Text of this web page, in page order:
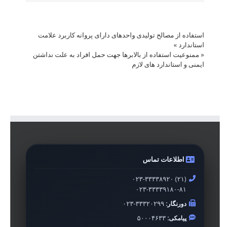
استفاده از مصالح تولیدی واحدهای دارای پروانه کاربرد علامت
استاندارد »
« ممنوعیت استفاده از بالابرها جهت حمل افراد به علت نداشتن
ایمنی و استاندارد های لازم
اطلاعات تماس
۰۲۳-۳۳۳۳۸۹۲۰ (۲۱)
۰۲۳-۳۳۳۳۹۱۸۰-۸۱
دورنگار:۰۲۳-۳۳۳۲۰۲۹۹
پیامکی:۵۰۰۰۴۶۳۳